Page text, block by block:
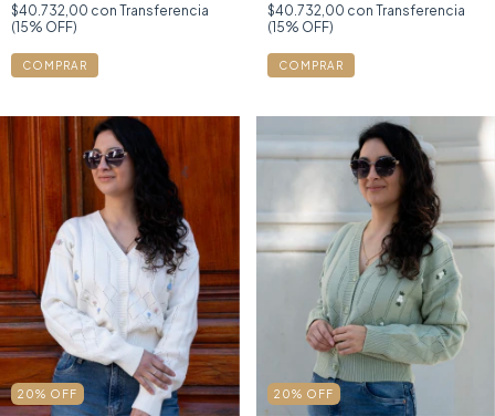
$40.732,00 con Transferencia
(15% OFF)
COMPRAR
$40.732,00 con Transferencia
(15% OFF)
COMPRAR
20% OFF 20% OFF